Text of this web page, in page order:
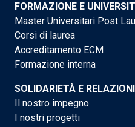
FORMAZIONE E
Master Universitari Post
Corsi di laurea
Accreditamento ECM
Formazione interna
SOLIDARIETÀ E
Il nostro impegno
I nostri progetti